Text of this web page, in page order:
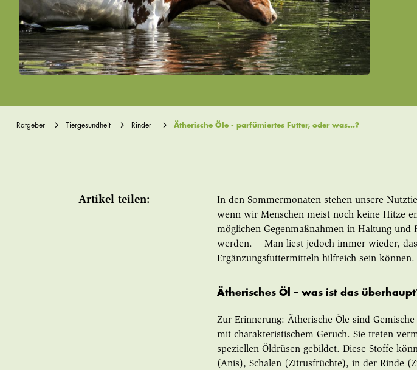
Ratgeber Tiergesundheit Rinder Ätherische Öle - parfümiertes Futter, oder was...?
Artikel teilen:
In den Sommermonaten stehen unsere
wenn wir Menschen meist noch keine Hitze
möglichen Gegenmaßnahmen in Haltung und
werden. - Man liest jedoch immer wieder,
Ergänzungsfuttermitteln hilfreich sein
Ätherisches Öl – was ist das
Zur Erinnerung: Ätherische Öle sind
mit charakteristischem Geruch. Sie treten
speziellen Öldrüsen gebildet. Diese Stoffe
(Anis), Schalen (Zitrusfrüchte), in der Rinde